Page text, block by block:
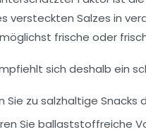
versteckten Salzes in
möglichst frische oder
sich deshalb ein
Sie zu salzhaltige
Sie ballaststoffreiche